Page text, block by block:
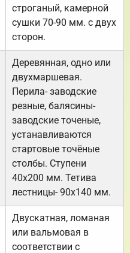
строганый, камерной
сушки 70-90 мм. с двух
сторон.
Деревянная, одно или
двухмаршевая.
Перила- заводские
резные, балясины-
заводские точеные,
устанавливаются
стартовые точёные
столбы. Ступени
40х200 мм. Тетива
лестницы- 90х140 мм.
Двускатная, ломаная
или вальмовая в
соответствии с